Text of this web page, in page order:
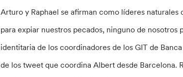
Arturo y Raphael se afirman como líderes
para expiar nuestros pecados, ninguno de
identitaria de los coordinadores de los GIT de
de los tweet que coordina Albert desde Barcelona.